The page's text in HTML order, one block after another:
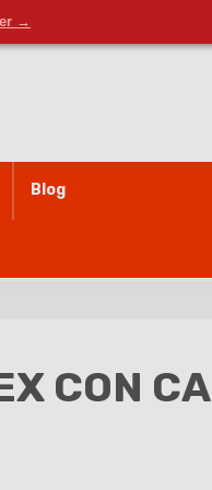
→
Blog
CON